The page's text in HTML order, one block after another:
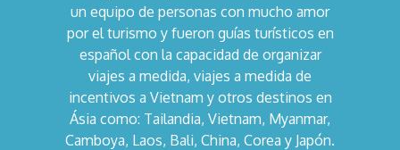
un equipo de personas con mucho amor
por el turismo y fueron guías turísticos en
español con la capacidad de organizar
viajes a medida, viajes a medida de
incentivos a Vietnam y otros destinos en
Ásia como: Tailandia, Vietnam, Myanmar,
Camboya, Laos, Bali, China, Corea y Japón.